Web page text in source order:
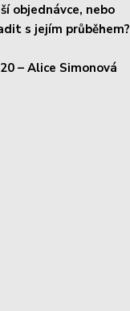
objednávce, nebo
s jejím průběhem?
– Alice Simonová